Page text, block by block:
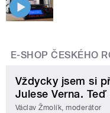
E-SHOP ČESKÉHO
Vždycky jsem si
Julese Verna.
Václav Žmolík, moderátor